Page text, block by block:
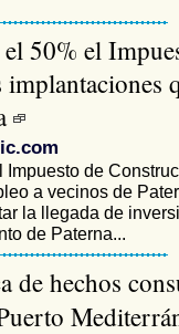
50% el
de
a vecinos de
la llegada de
de Paterna...
hechos